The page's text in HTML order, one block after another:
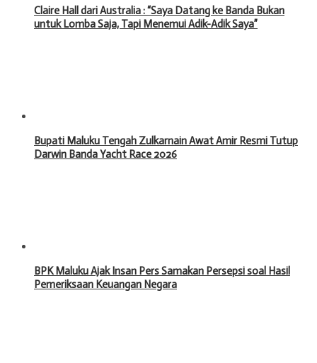
Claire Hall dari Australia : “Saya Datang ke Banda Bukan
untuk Lomba Saja, Tapi Menemui Adik-Adik Saya”
Bupati Maluku Tengah Zulkarnain Awat Amir Resmi Tutup
Darwin Banda Yacht Race 2026
BPK Maluku Ajak Insan Pers Samakan Persepsi soal Hasil
Pemeriksaan Keuangan Negara